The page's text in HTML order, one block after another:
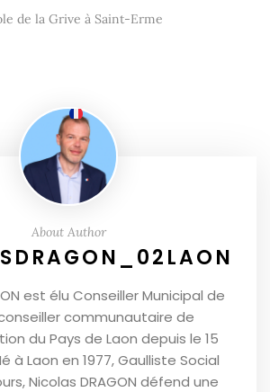
de la Grive à Saint-Erme
About Author
est élu Conseiller Municipal de
communautaire de
du Pays de Laon depuis le 15
à Laon en 1977, Gaulliste Social
Nicolas DRAGON défend une